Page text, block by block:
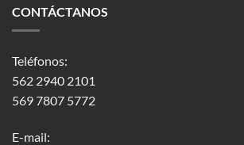
CONTÁCTANOS
Teléfonos:
562 2940 2101
569 7807 5772
E-mail: